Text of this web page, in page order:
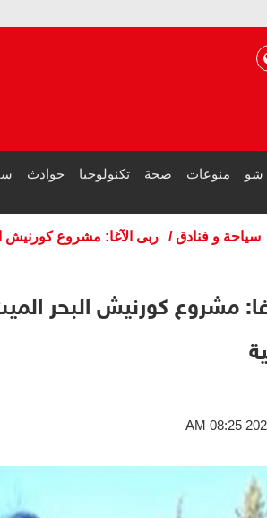
شو منوعات صحة تكنولوجيا حوادث
سياحة و فنادق / ربى الآغا: مشروع كورنيش
مشروع كورنيش البحر
2026-